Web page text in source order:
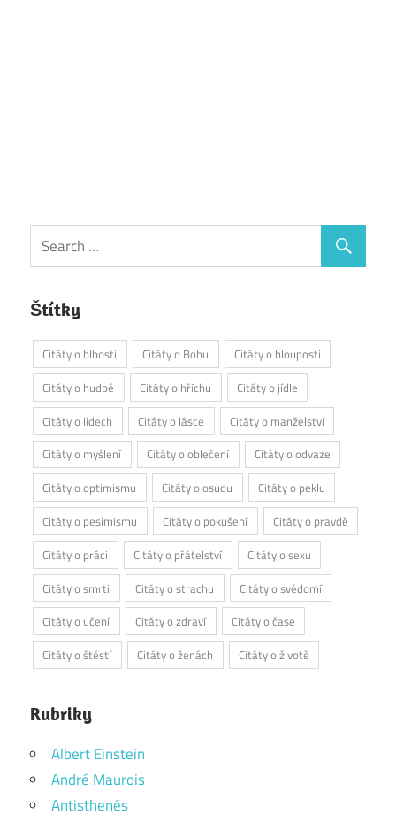
Štítky
Citáty o blbosti Citáty o Bohu
Citáty o hlouposti
Citáty o hudbě
Citáty o hříchu
Citáty o jídle
Citáty o lidech
Citáty o lásce
Citáty o manželství
Citáty o myšlení
Citáty o oblečení
Citáty o odvaze
Citáty o optimismu
Citáty o osudu
Citáty o peklu
Citáty o pesimismu
Citáty o pokušení
Citáty o pravdě
Citáty o práci
Citáty o přátelství
Citáty o sexu
Citáty o smrti
Citáty o strachu
Citáty o svědomí
Citáty o učení
Citáty o zdraví
Citáty o čase
Citáty o štěstí
Citáty o ženách Citáty o životě
Rubriky
Albert Einstein
André Maurois
Antisthenés